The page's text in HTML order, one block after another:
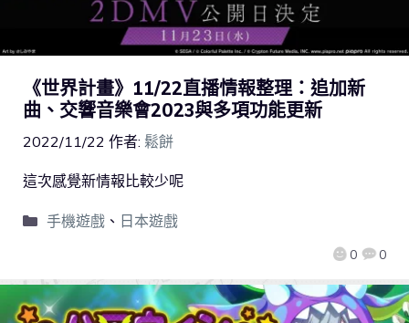
《世界計畫》11/22直播情報整理：追加新
曲、交響音樂會2023與多項功能更新
2022/11/22 作者: 鬆餅
0 0
這次感覺新情報比較少呢
手機遊戲、 日本遊戲